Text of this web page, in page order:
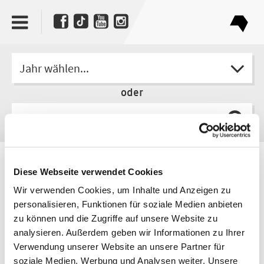
Diese Webseite verwendet Cookies
Wir verwenden Cookies, um Inhalte und Anzeigen zu
personalisieren, Funktionen für soziale Medien anbieten
zu können und die Zugriffe auf unsere Website zu
analysieren. Außerdem geben wir Informationen zu Ihrer
Verwendung unserer Website an unsere Partner für
soziale Medien, Werbung und Analysen weiter. Unsere
Jahr wählen...
oder
Olivia Wenzel